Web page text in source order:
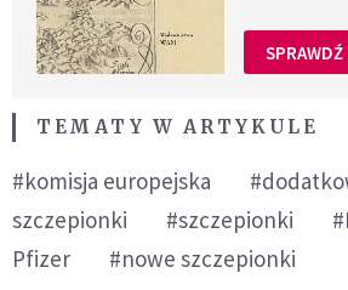
SPRAWDŹ
TEMATY W ARTYKULE
#komisja europejska
szczepionki
#szczepionki
Pfizer
#nowe szczepionki